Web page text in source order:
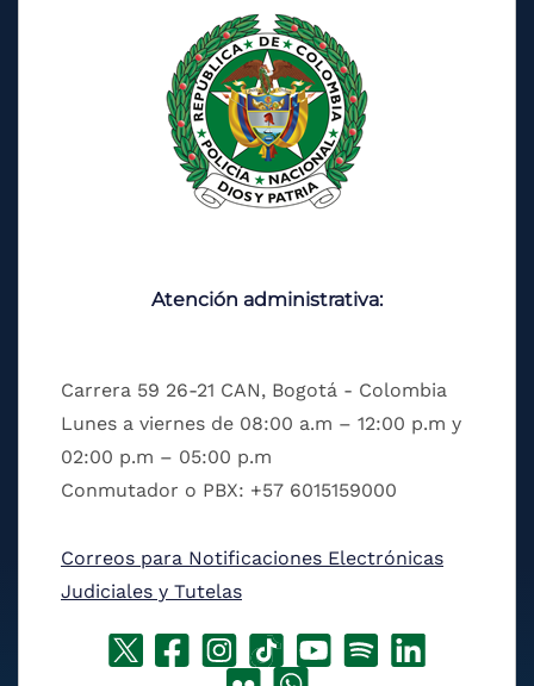
Atención administrativa:
Carrera 59 26-21 CAN, Bogotá - Colombia
Lunes a viernes de 08:00 a.m – 12:00 p.m y
02:00 p.m – 05:00 p.m
Conmutador o PBX: +57 6015159000
Correos para Notificaciones Electrónicas
Judiciales y Tutelas